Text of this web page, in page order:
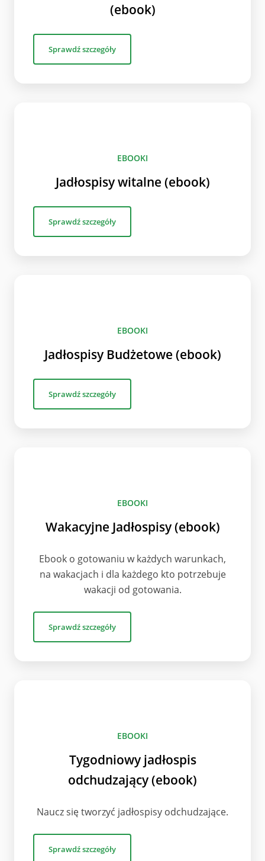
(ebook)
Sprawdź szczegóły
EBOOKI
Jadłospisy witalne (ebook)
Sprawdź szczegóły
EBOOKI
Jadłospisy Budżetowe (ebook)
Sprawdź szczegóły
EBOOKI
Wakacyjne Jadłospisy (ebook)
Ebook o gotowaniu w każdych warunkach,
na wakacjach i dla każdego kto potrzebuje
wakacji od gotowania.
Sprawdź szczegóły
EBOOKI
Tygodniowy jadłospis
odchudzający (ebook)
Naucz się tworzyć jadłospisy odchudzające.
Sprawdź szczegóły